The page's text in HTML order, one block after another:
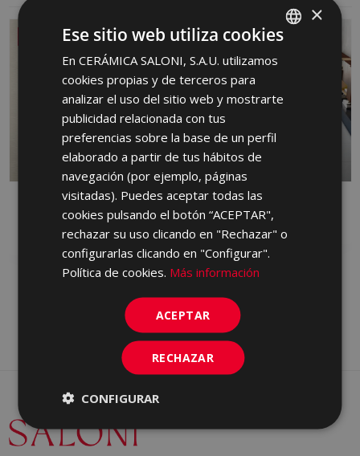
DANDY
PASTA ROJA, PORCELANICO, PASTA
FRONT
PORCELANICO
SPANISH
ENGLISH
GERMAN
×
Ese sitio web utiliza cookies
En CERÁMICA SALONI, S.A.U. utilizamos
cookies propias y de terceros para
analizar el uso del sitio web y mostrarte
publicidad relacionada con tus
preferencias sobre la base de un perfil
elaborado a partir de tus hábitos de
navegación (por ejemplo, páginas
visitadas). Puedes aceptar todas las
cookies pulsando el botón “ACEPTAR",
rechazar su uso clicando en "Rechazar" o
configurarlas clicando en "Configurar".
Política de cookies. Más información
ACEPTAR
RECHAZAR
CONFIGURAR